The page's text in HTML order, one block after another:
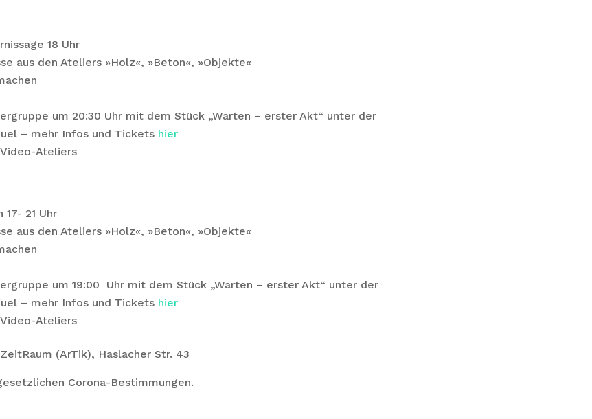
18 Uhr
aus den Ateliers »Holz«, »Beton«, »Objekte«
um 20:30 Uhr mit dem Stück „Warten – erster Akt“ unter der
– mehr Infos und Tickets hier
Ateliers
21 Uhr
aus den Ateliers »Holz«, »Beton«, »Objekte«
um 19:00 Uhr mit dem Stück „Warten – erster Akt“ unter der
– mehr Infos und Tickets hier
Ateliers
(ArTik), Haslacher Str. 43
Corona-Bestimmungen.